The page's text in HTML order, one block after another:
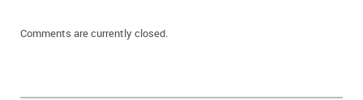
Comments are currently closed.